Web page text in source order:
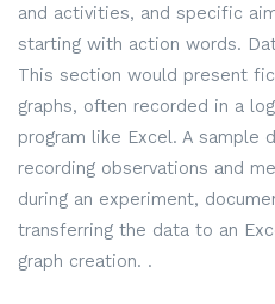
and activities, and specific
starting with action words.
This section would present
graphs, often recorded in a
program like Excel. A sample
recording observations and
during an experiment,
transferring the data to an
graph creation. .